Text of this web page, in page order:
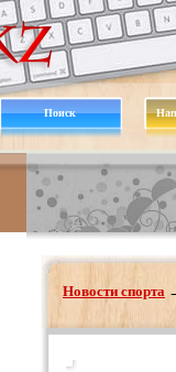
Поиск
Новости спорта